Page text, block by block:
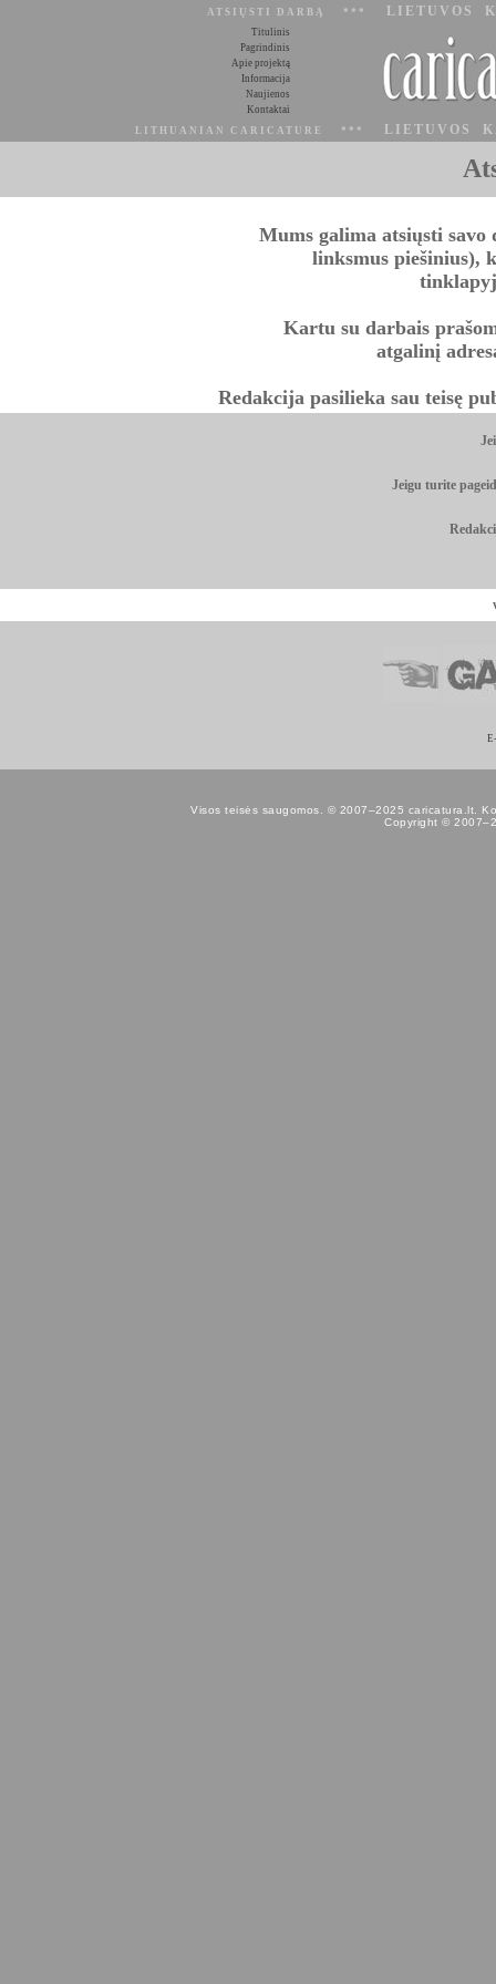
ATSIŲSTI DARBĄ *** LIETUVOS
Titulinis
Pagrindinis
Apie projektą
Informacija
Naujienos
Kontaktai
LITHUANIAN CARICATURE ***
LIETUVOS
Mums galima atsiųsti
linksmus piešinius),
Kartu su darbais
atgalinį
Redakcija pasilieka sau teisę
Jeigu turite
Visos teisės saugomos. © 2007–2025 caricatura.lt.
Copyright ©